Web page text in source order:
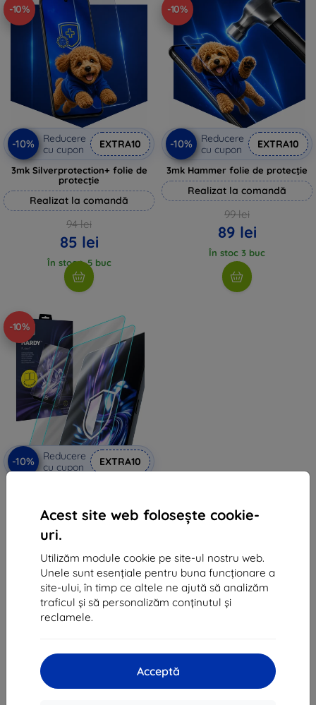
Acest site web folosește cookie-
uri.
Utilizăm module cookie pe site-ul nostru web.
Unele sunt esențiale pentru buna funcționare a
site-ului, în timp ce altele ne ajută să analizăm
traficul și să personalizăm conținutul și
reclamele.
Acceptă
-10%
-10%
Reducere
cu cupon
EXTRA10
3mk Silverprotection+ folie de
protecție
Realizat la comandă
94 lei
85 lei
În stoc > 5 buc
-10%
-10%
Reducere
cu cupon
EXTRA10
3mk Hammer folie de protecție
Realizat la comandă
99 lei
89 lei
În stoc 3 buc
-10%
-10%
Reducere
cu cupon
EXTRA10
MacBook Air 11"
130 lei
117 lei
În stoc > 5 buc
din total
«